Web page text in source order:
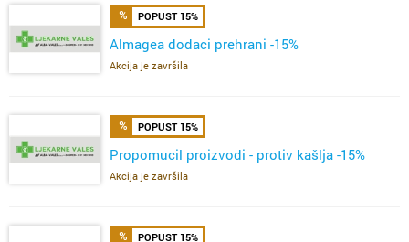
POPUST 15%
Almagea dodaci prehrani -15%
Akcija je završila
POPUST 15%
Propomucil proizvodi - protiv kašlja -15%
Akcija je završila
POPUST 15%